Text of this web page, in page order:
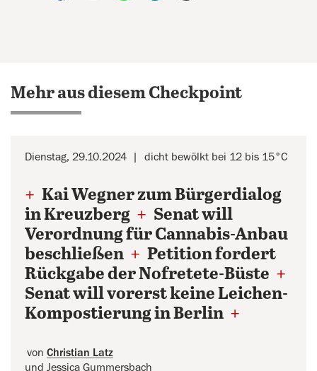
Mehr aus diesem Checkpoint
Dienstag, 29.10.2024 dicht bewölkt bei 12 bis 15°C
+ Kai Wegner zum Bürgerdialog
in Kreuzberg + Senat will
Verordnung für Cannabis-Anbau
beschließen + Petition fordert
Rückgabe der Nofretete-Büste +
Senat will vorerst keine Leichen-
Kompostierung in Berlin +
von Christian Latz
und Jessica Gummersbach